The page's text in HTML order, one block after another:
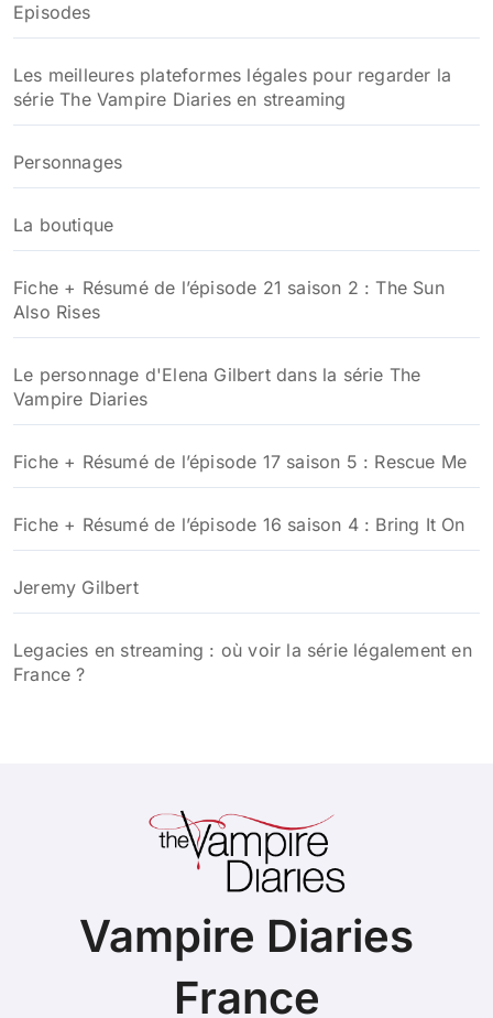
e
r
:
Episodes
Les meilleures plateformes légales pour regarder la
série The Vampire Diaries en streaming
Personnages
La boutique
Fiche + Résumé de l’épisode 21 saison 2 : The Sun
Also Rises
Le personnage d'Elena Gilbert dans la série The
Vampire Diaries
Fiche + Résumé de l’épisode 17 saison 5 : Rescue Me
Fiche + Résumé de l’épisode 16 saison 4 : Bring It On
Jeremy Gilbert
Legacies en streaming : où voir la série légalement en
France ?
Vampire Diaries
France